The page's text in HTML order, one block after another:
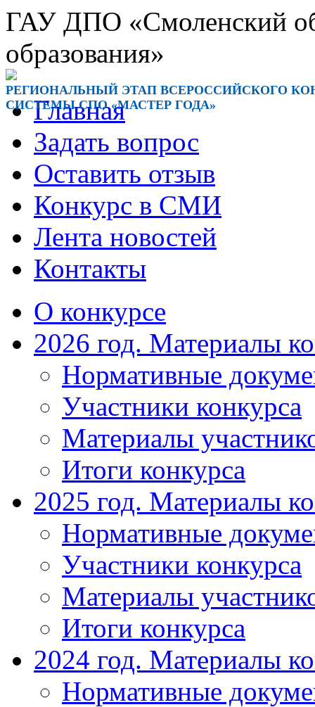
ГАУ ДПО «Смоленский
образования»
РЕГИОНАЛЬНЫЙ ЭТАП ВСЕРОССИЙСКОГО
СИСТЕМЫ СПО «МАСТЕР ГОДА»
Главная
Задать вопрос
Оставить отзыв
Конкурс в СМИ
Лента новостей
Контакты
О конкурсе
2026 год. Материалы
Нормативные
Участники конкурса
Материалы
Итоги конкурса
2025 год. Материалы
Нормативные
Участники конкурса
Материалы
Итоги конкурса
2024 год. Материалы
Нормативные